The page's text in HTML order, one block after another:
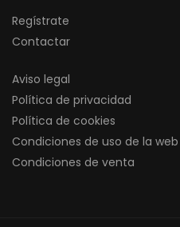
Regístrate
Contactar
Aviso legal
Política de privacidad
Política de cookies
Condiciones de uso de la web
Condiciones de venta